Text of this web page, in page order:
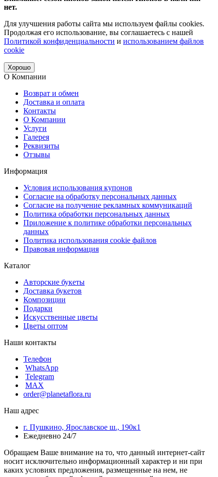
нет.
Для улучшения работы сайта мы используем файлы cookies.
Продолжая его использование, вы соглашаетесь с нашей
Политикой конфиденциальности и использованием файлов
cookie
Хорошо
О Компании
Возврат и обмен
Доставка и оплата
Контакты
О Компании
Услуги
Галерея
Реквизиты
Отзывы
Информация
Условия использования купонов
Согласие на обработку персональных данных
Согласие на получение рекламных коммуникаций
Политика обработки персональных данных
Приложение к политике обработки персональных
данных
Политика использования cookie файлов
Правовая информация
Каталог
Авторские букеты
Доставка букетов
Композиции
Подарки
Искусственные цветы
Цветы оптом
Наши контакты
Телефон
WhatsApp
Telegram
MAX
order@planetaflora.ru
Наш адрес
г. Пушкино, Ярославское ш., 190к1
Ежедневно 24/7
Обращаем Ваше внимание на то, что данный интернет-сайт
носит исключительно информационный характер и ни при
каких условиях предложения, размещенные на нем, не